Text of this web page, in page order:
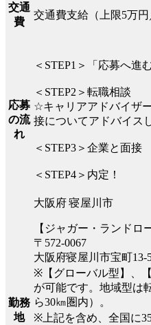
交通
費
交通費支給（上限5万円
応募
の流
れ
＜STEP1＞「応募へ進
＜STEP2＞転職相談
☆キャリアアドバイザ
接についてアドバイス
＜STEP3＞企業と面接
＜STEP4＞内定！
勤務
地
大阪府 寝屋川市
【ジャガー・ランドロ
〒572-0067
大阪府寝屋川市宝町13-
※【グローバル型】、
が可能です。地域型は
ら30㎞圏内）。
※上記を含め、全国に